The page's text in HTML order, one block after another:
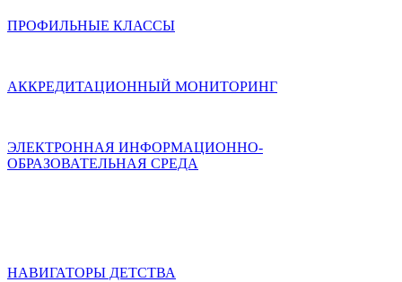
ПРОФИЛЬНЫЕ КЛАССЫ
АККРЕДИТАЦИОННЫЙ МОНИТОРИНГ
ЭЛЕКТРОННАЯ ИНФОРМАЦИОННО-
ОБРАЗОВАТЕЛЬНАЯ СРЕДА
НАВИГАТОРЫ ДЕТСТВА